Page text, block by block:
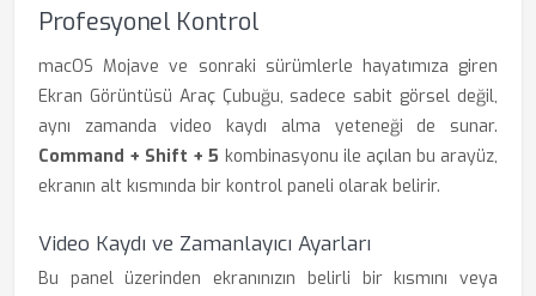
Profesyonel Kontrol
macOS Mojave ve sonraki sürümlerle hayatımıza giren
Ekran Görüntüsü Araç Çubuğu, sadece sabit görsel değil,
aynı zamanda video kaydı alma yeteneği de sunar.
Command + Shift + 5 kombinasyonu ile açılan bu arayüz,
ekranın alt kısmında bir kontrol paneli olarak belirir.
Video Kaydı ve Zamanlayıcı Ayarları
Bu panel üzerinden ekranınızın belirli bir kısmını veya